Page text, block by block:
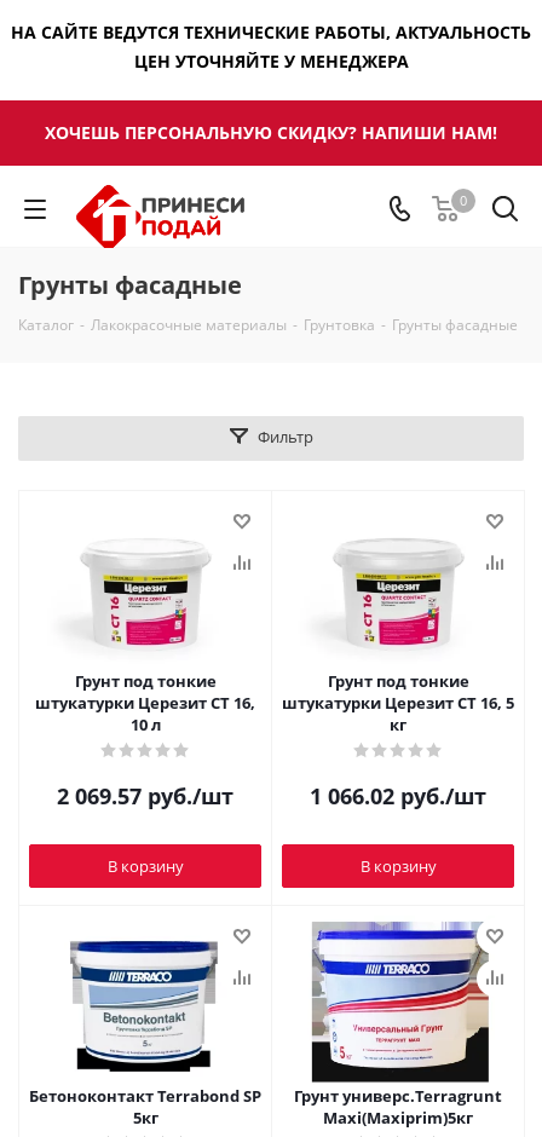
НА САЙТЕ ВЕДУТСЯ ТЕХНИЧЕСКИЕ РАБОТЫ, АКТУАЛЬНОСТЬ
ЦЕН УТОЧНЯЙТЕ У МЕНЕДЖЕРА
ХОЧЕШЬ ПЕРСОНАЛЬНУЮ СКИДКУ? НАПИШИ НАМ!
0
Грунты фасадные
Каталог - Лакокрасочные материалы - Грунтовка - Грунты фасадные
Фильтр
Грунт под тонкие
штукатурки Церезит СТ 16,
10 л
2 069.57 руб./шт
В корзину
Грунт под тонкие
штукатурки Церезит СТ 16, 5
кг
1 066.02 руб./шт
В корзину
Бетоноконтакт Terrabond SP
5кг
Грунт универс.Terragrunt
Maxi(Maxiprim)5кг